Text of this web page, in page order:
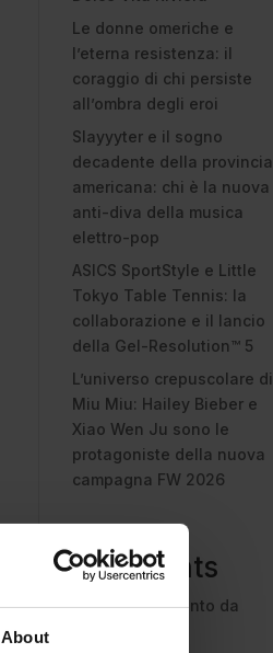
About
Le donne omeriche e
l’eterna resistenza: il
coraggio di chi persiste
all’ombra degli eroi
Slayyyter e il sogno
decadente della provincia
americana: chi è la nuova
anti-diva della musica
elettro-pop
ASICS SportStyle e Little
Tokyo Table Tennis: la
collaborazione e il lancio
della Gel-Resolution™ 5
L’universo crepuscolare di
Miu Miu: Hailey Bieber e
Xiao Wen Ju sono le
protagoniste della nuova
campagna FW 2026
Comments
Nessun commento da